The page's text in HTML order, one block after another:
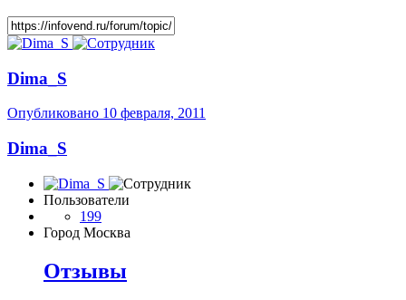
Dima_S
Опубликовано 10 февраля, 2011
Dima_S
Пользователи
199
Город Москва
Отзывы